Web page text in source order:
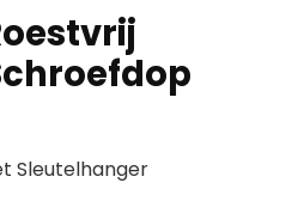
Sleutelhanger